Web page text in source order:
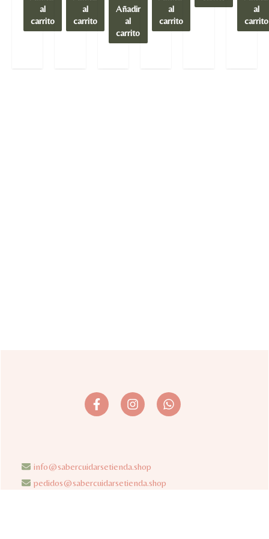
al
carrito
al
carrito
Añadir
al
carrito
al
carrito
al
carrito
info@sabercuidarsetienda.shop
pedidos@sabercuidarsetienda.shop